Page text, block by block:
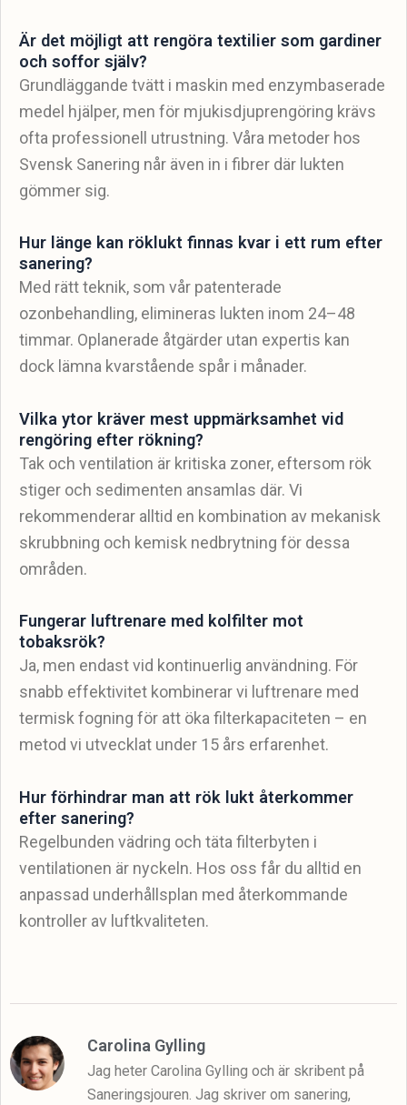
Är det möjligt att rengöra textilier som gardiner
och soffor själv?
Grundläggande tvätt i maskin med enzymbaserade
medel hjälper, men för mjukisdjuprengöring krävs
ofta professionell utrustning. Våra metoder hos
Svensk Sanering når även in i fibrer där lukten
gömmer sig.
Hur länge kan röklukt finnas kvar i ett rum efter
sanering?
Med rätt teknik, som vår patenterade
ozonbehandling, elimineras lukten inom 24–48
timmar. Oplanerade åtgärder utan expertis kan
dock lämna kvarstående spår i månader.
Vilka ytor kräver mest uppmärksamhet vid
rengöring efter rökning?
Tak och ventilation är kritiska zoner, eftersom rök
stiger och sedimenten ansamlas där. Vi
rekommenderar alltid en kombination av mekanisk
skrubbning och kemisk nedbrytning för dessa
områden.
Fungerar luftrenare med kolfilter mot
tobaksrök?
Ja, men endast vid kontinuerlig användning. För
snabb effektivitet kombinerar vi luftrenare med
termisk fogning för att öka filterkapaciteten – en
metod vi utvecklat under 15 års erfarenhet.
Hur förhindrar man att rök lukt återkommer
efter sanering?
Regelbunden vädring och täta filterbyten i
ventilationen är nyckeln. Hos oss får du alltid en
anpassad underhållsplan med återkommande
kontroller av luftkvaliteten.
Carolina Gylling
Jag heter Carolina Gylling och är skribent på
Saneringsjouren. Jag skriver om sanering,